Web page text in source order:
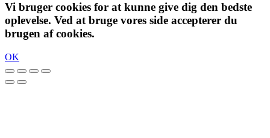
Vi bruger cookies for at kunne give dig den bedste
oplevelse. Ved at bruge vores side accepterer du
brugen af cookies.
OK